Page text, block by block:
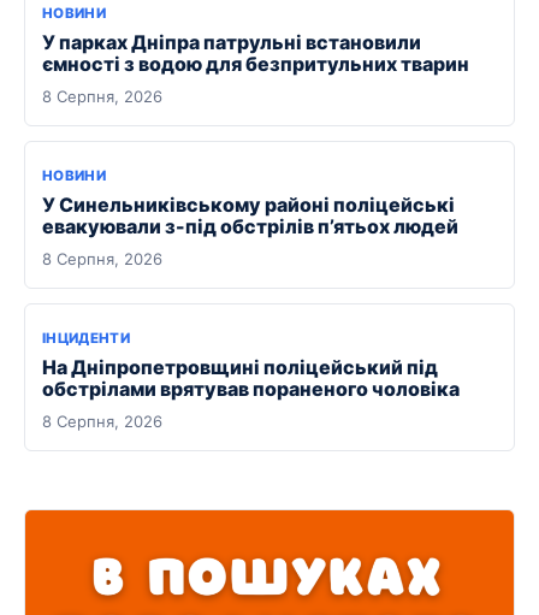
НОВИНИ
У парках Дніпра патрульні встановили
ємності з водою для безпритульних тварин
8 Серпня, 2026
НОВИНИ
У Синельниківському районі поліцейські
евакуювали з-під обстрілів п’ятьох людей
8 Серпня, 2026
ІНЦИДЕНТИ
На Дніпропетровщині поліцейський під
обстрілами врятував пораненого чоловіка
8 Серпня, 2026